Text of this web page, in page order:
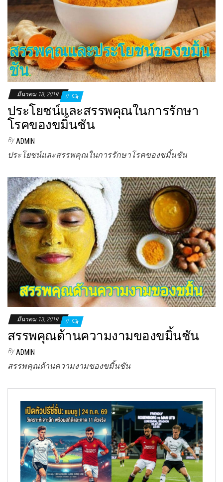
มีนาคม 18, 2019 0
ประโยชน์และสรรพคุณในการรักษา
โรคของขมิ้นชัน
By ADMIN
ประโยชน์และสรรพคุณในการรักษาโรคของขมิ้นชัน
มีนาคม 13, 2019 0
สรรพคุณด้านความงามของขมิ้นชัน
By ADMIN
สรรพคุณด้านความงามของขมิ้นชัน